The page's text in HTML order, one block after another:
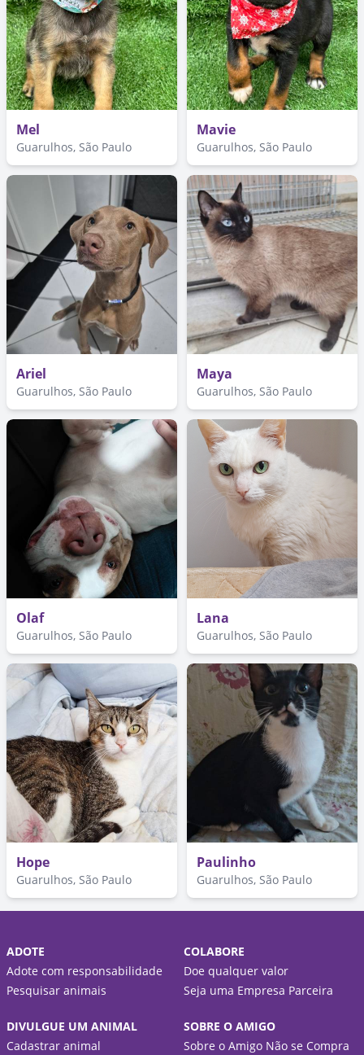
Mel
Guarulhos, São Paulo
Mavie
Guarulhos, São Paulo
Ariel
Guarulhos, São Paulo
Maya
Guarulhos, São Paulo
Olaf
Guarulhos, São Paulo
Lana
Guarulhos, São Paulo
Hope
Guarulhos, São Paulo
Paulinho
Guarulhos, São Paulo
ADOTE
Adote com responsabilidade
Pesquisar animais
COLABORE
Doe qualquer valor
Seja uma Empresa Parceira
DIVULGUE UM ANIMAL
Cadastrar animal
SOBRE O AMIGO
Sobre o Amigo Não se Compra